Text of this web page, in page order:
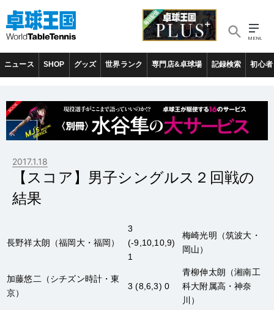
ニュース SHOP グッズ 世界ランク 専門店&卓球場 記録検索 初心者
2017.1.18
【スコア】男子シングルス２回戦の
結果
長野祥太朗 （福岡大・福岡）
3
(-9,10,10,9)
1
梅崎光明
（筑波大・
岡山）
加藤悠二（シチズン時計・東
京）
3 (8,6,3) 0
青柳伸太朗 （湘南工
科大附属高・神奈
川）